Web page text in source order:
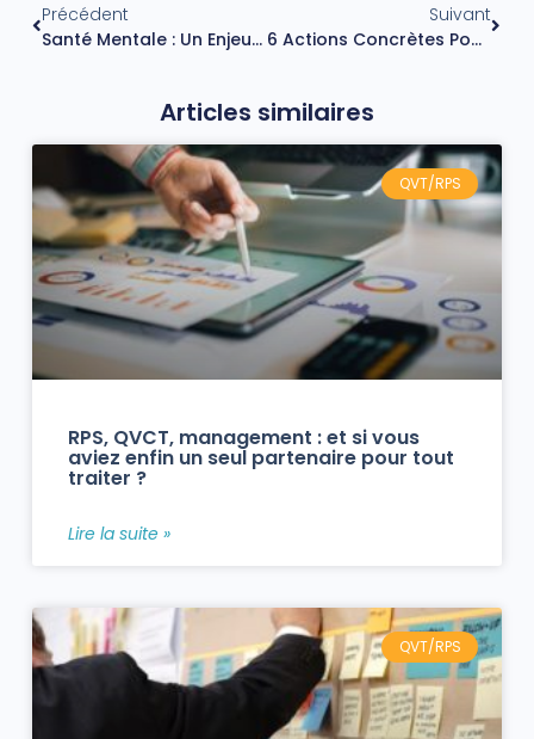
Précédent
Santé Mentale : Un Enjeu Prioritaire Pour Booster La Marque Employeur
Suivant
6 Actions Concrètes Pour Développer L’intelligence Collective
Articles similaires
QVT/RPS
RPS, QVCT, management : et si vous
aviez enfin un seul partenaire pour tout
traiter ?
Lire la suite »
QVT/RPS